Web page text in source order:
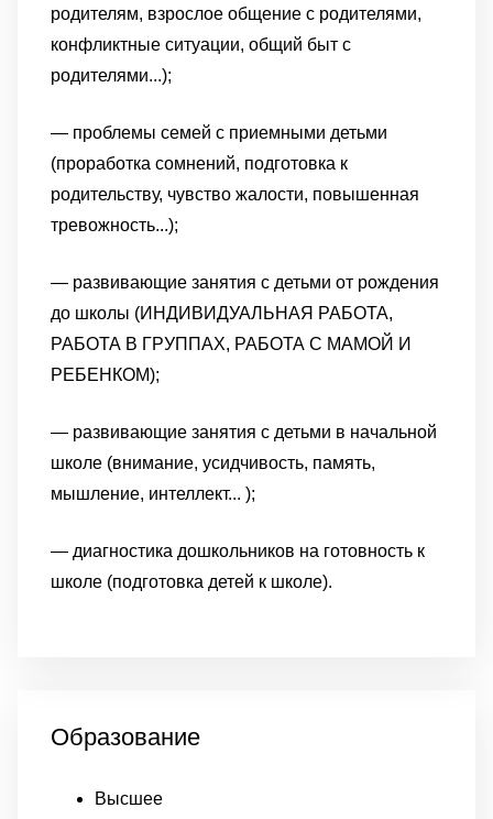
родителям, взрослое общение с родителями,
конфликтные ситуации, общий быт с
родителями...);
— проблемы семей с приемными детьми
(проработка сомнений, подготовка к
родительству, чувство жалости, повышенная
тревожность...);
— развивающие занятия с детьми от рождения
до школы (ИНДИВИДУАЛЬНАЯ РАБОТА,
РАБОТА В ГРУППАХ, РАБОТА С МАМОЙ И
РЕБЕНКОМ);
— развивающие занятия с детьми в начальной
школе (внимание, усидчивость, память,
мышление, интеллект... );
— диагностика дошкольников на готовность к
школе (подготовка детей к школе).
Образование
Высшее